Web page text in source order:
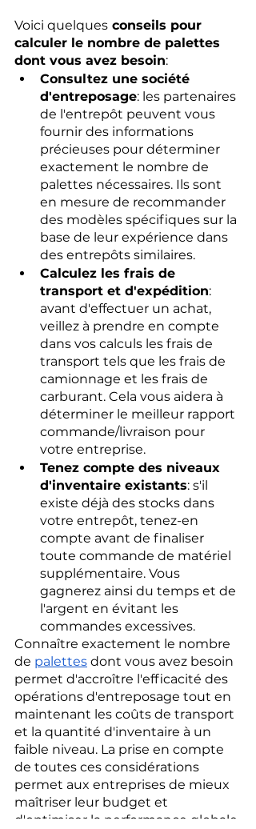
Voici quelques conseils pour
calculer le nombre de palettes
dont vous avez besoin:
Consultez une société
d'entreposage: les partenaires
de l'entrepôt peuvent vous
fournir des informations
précieuses pour déterminer
exactement le nombre de
palettes nécessaires. Ils sont
en mesure de recommander
des modèles spécifiques sur la
base de leur expérience dans
des entrepôts similaires.
Calculez les frais de
transport et d'expédition:
avant d'effectuer un achat,
veillez à prendre en compte
dans vos calculs les frais de
transport tels que les frais de
camionnage et les frais de
carburant. Cela vous aidera à
déterminer le meilleur rapport
commande/livraison pour
votre entreprise.
Tenez compte des niveaux
d'inventaire existants: s'il
existe déjà des stocks dans
votre entrepôt, tenez-en
compte avant de finaliser
toute commande de matériel
supplémentaire. Vous
gagnerez ainsi du temps et de
l'argent en évitant les
commandes excessives.
Connaître exactement le nombre
de palettes dont vous avez besoin
permet d'accroître l'efficacité des
opérations d'entreposage tout en
maintenant les coûts de transport
et la quantité d'inventaire à un
faible niveau. La prise en compte
de toutes ces considérations
permet aux entreprises de mieux
maîtriser leur budget et
d'optimiser la performance globale